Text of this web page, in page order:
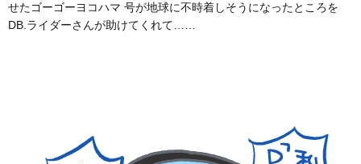
せたゴーゴーヨコハマ 号が地球に不時着しそうになったところを
DB.ライダーさんが助けてくれて……